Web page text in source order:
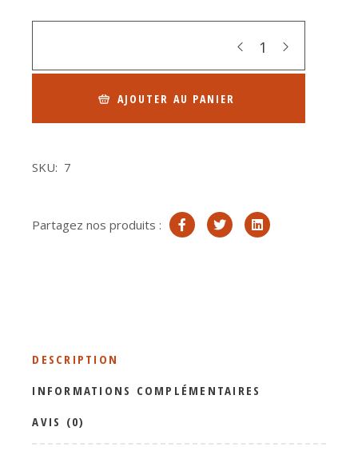
AJOUTER AU PANIER
SKU: 7
Partagez nos produits :
DESCRIPTION
INFORMATIONS COMPLÉMENTAIRES
AVIS (0)